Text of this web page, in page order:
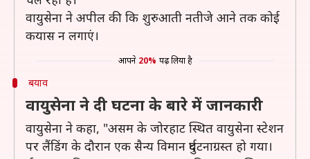
वायुसेना ने अपील की कि शुरुआती नतीजे आने तक कोई
कयास न लगाएं।
आपने 20% पढ़ लिया है
बयाव
वायुसेना ने दी घटना के बारे में जानकारी
वायुसेना ने कहा, "असम के जोरहाट स्थित वायुसेना स्टेशन
पर लैंडिंग के दौरान एक सैन्य विमान दुर्घटनाग्रस्त हो गया।